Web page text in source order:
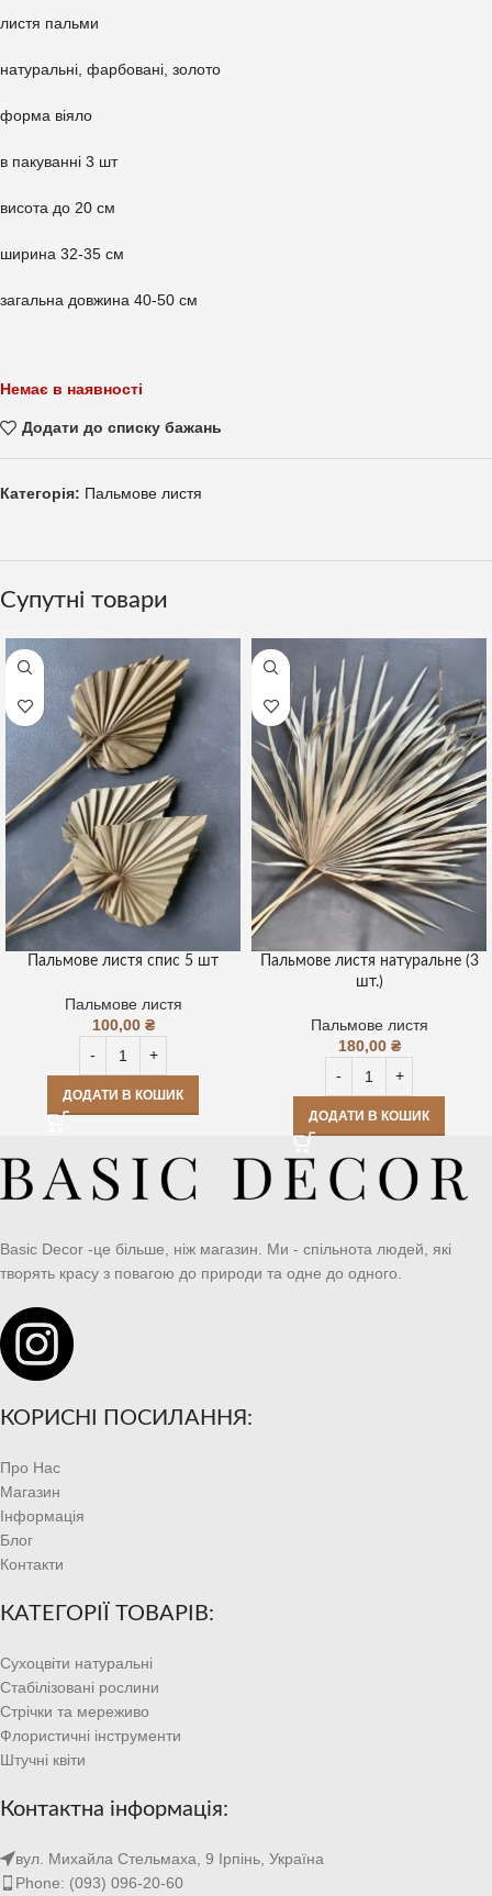
листя пальми
натуральні, фарбовані, золото
форма віяло
в пакуванні 3 шт
висота до 20 см
ширина 32-35 см
загальна довжина 40-50 см
Немає в наявності
Додати до списку бажань
Категорія: Пальмове листя
Супутні товари
Пальмове листя спис 5 шт
Пальмове листя
100,00 ₴
ДОДАТИ В КОШИК
Пальмове листя натуральне (3
шт.)
Пальмове листя
180,00 ₴
ДОДАТИ В КОШИК
Basic Decor -це більше, ніж магазин. Ми - спільнота людей, які
творять красу з повагою до природи та одне до одного.
КОРИСНІ ПОСИЛАННЯ:
Про Нас
Магазин
Інформація
Блог
Контакти
КАТЕГОРІЇ ТОВАРІВ:
Сухоцвіти натуральні
Стабілізовані рослини
Стрічки та мереживо
Флористичні інструменти
Штучні квіти
Контактна інформація:
вул. Михайла Стельмаха, 9 Ірпінь, Україна
Phone: (093) 096-20-60